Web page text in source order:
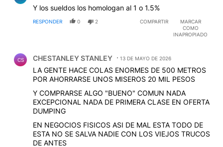
Y los sueldos los homologan al 1 o 1.5%
RESPONDER 0 2 COMPARTIR
MARCAR
COMO
INAPROPIADO
CS CHESTANLEY STANLEY 13 DE MAYO DE 2026
LA GENTE HACE COLAS ENORMES DE 500 METROS
POR AHORRARSE UNOS MISEROS 20 MIL PESOS
Y COMPRARSE ALGO "BUENO" COMUN NADA
EXCEPCIONAL NADA DE PRIMERA CLASE EN OFERTA
DUMPING
EN NEGOCIOS FISICOS ASI DE MAL ESTA TODO DE
ESTA NO SE SALVA NADIE CON LOS VIEJOS TRUCOS
DE ANTES